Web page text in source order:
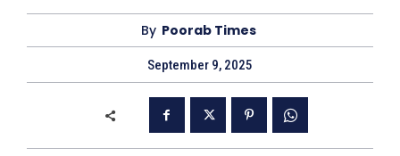
By Poorab Times
September 9, 2025